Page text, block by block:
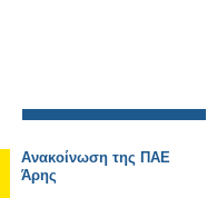
Ανακοίνωση της ΠΑΕ
Άρης